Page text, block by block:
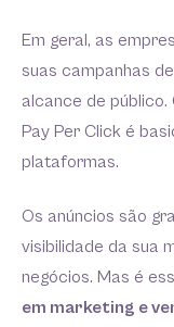
Em geral, as
suas campanhas
alcance de
Pay Per Click é
plataformas.
Os anúncios são
visibilidade da sua
negócios. Mas é
em marketing e